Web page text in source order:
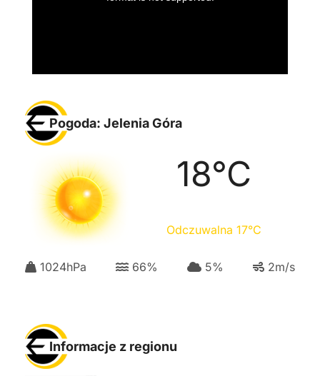
Pogoda: Jelenia Góra
18°C
Odczuwalna17°C
1024hPa 66% 5% 2m/s
Informacje z regionu